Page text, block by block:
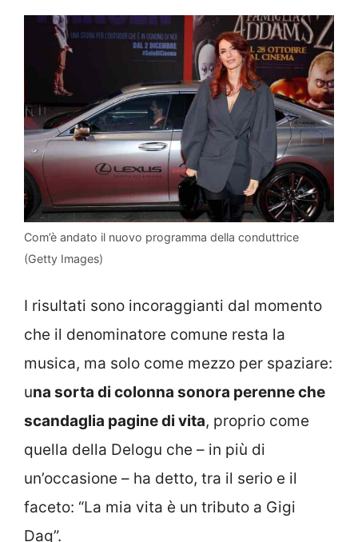
Com’è andato il nuovo programma della conduttrice
(Getty Images)
I risultati sono incoraggianti dal momento
che il denominatore comune resta la
musica, ma solo come mezzo per spaziare:
una sorta di colonna sonora perenne che
scandaglia pagine di vita, proprio come
quella della Delogu che – in più di
un’occasione – ha detto, tra il serio e il
faceto: “La mia vita è un tributo a Gigi
Dag”.